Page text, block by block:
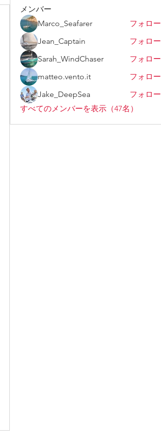
メンバー
Marco_Seafarer
フォロー
Jean_Captain
フォロー
Sarah_WindChaser
フォロー
matteo.vento.it
フォロー
Jake_DeepSea
フォロー
すべてのメンバーを表示（47名）